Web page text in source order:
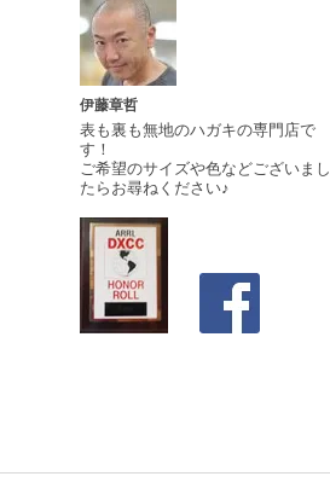
伊藤章哲
表も裏も無地のハガキの専門店で
す！
ご希望のサイズや色などございまし
たらお尋ねください♪